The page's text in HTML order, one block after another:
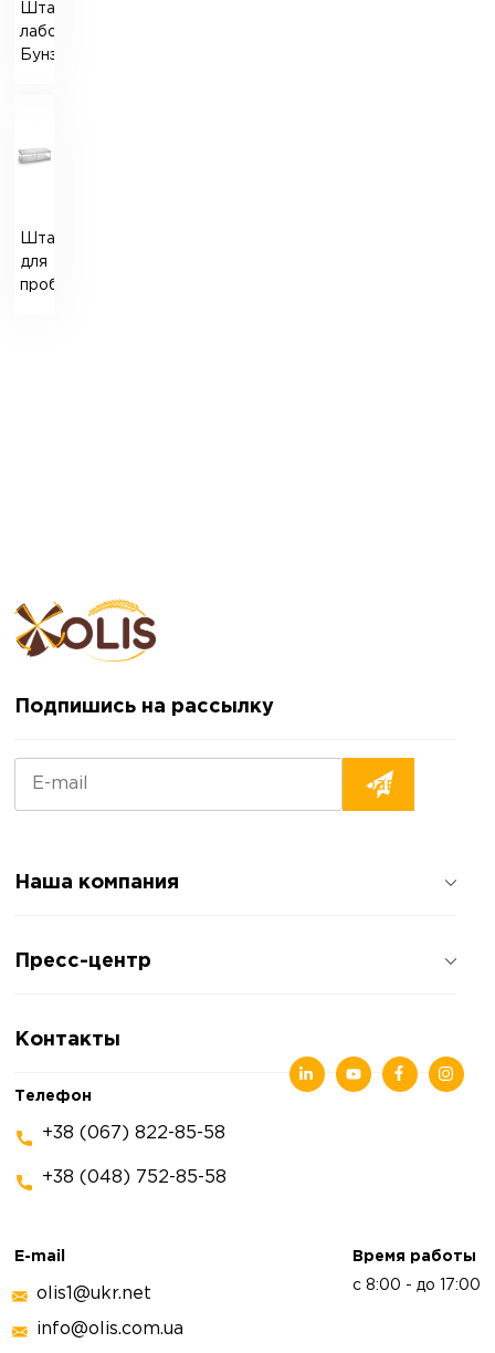
Штатив
лабораторный
Бунзена
Штатив
для
пробирок
Подпишись на рассылку
Наша компания
Отзывы о компании
Пресс-центр
Статьи
Контакты
Телефон
+38 (067) 822-85-58
+38 (048) 752-85-58
E-mail
olis1@ukr.net
info@olis.com.ua
Время работы
с 8:00 - до 17:00